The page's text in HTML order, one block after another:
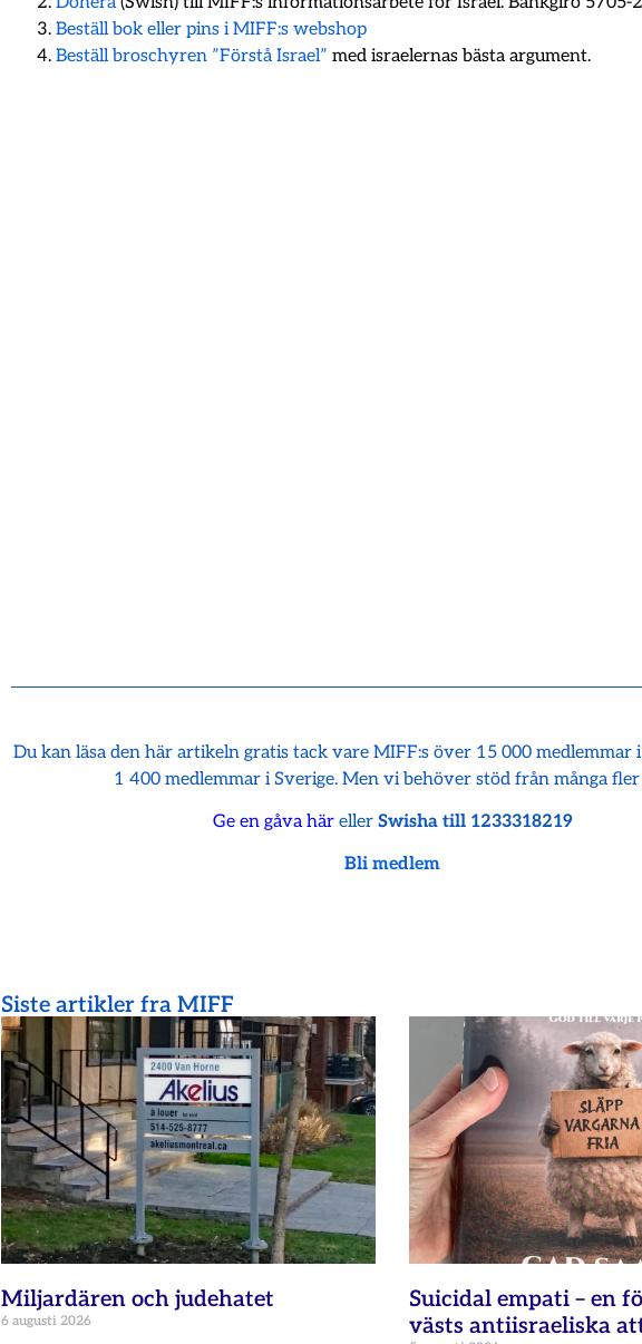
Beställ bok eller pins i MIFF:s webshop
Beställ broschyren ”Förstå Israel” med israelernas bästa argument.
Du kan läsa den här artikeln gratis tack vare MIFF:s över 15 000 medlemmar
1 400 medlemmar i Sverige. Men vi behöver stöd från många
Ge en gåva häreller Swisha till 1233318219
Bli medlem
Siste artikler fra MIFF
Miljardären och judehatet
6 augusti 2026
Suicidal empati – en
västs antiisraeliska